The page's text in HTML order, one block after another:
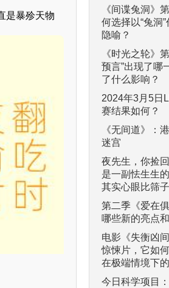
是暴殄天物
《间谍兔洞》
何选择以“兔洞
隐喻？
《时光之轮》
预言”出现了哪
了什么影响？
2024年3月5日
赛结果如何？
《无间道》：
迷宫
夜先生，你捡
是一副怯生生
其实心眼比筛
第二季《爱在
哪些新的亮点
电影《失衡凶
惊悚片，它如
在极端情境下
今日科学项目